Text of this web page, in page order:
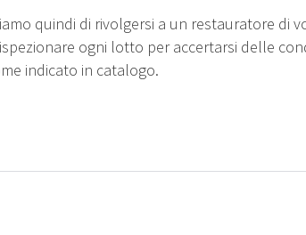
quindi di rivolgersi a un restauratore di
ogni lotto per accertarsi delle
indicato in catalogo.